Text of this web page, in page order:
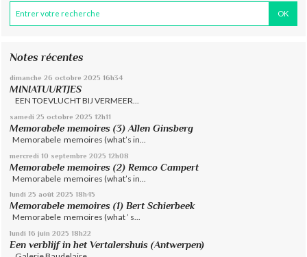
Notes récentes
dimanche 26 octobre 2025 16h34
MINIATUURTJES
EEN TOEVLUCHT BIJ VERMEER...
samedi 25 octobre 2025 12h11
Memorabele memoires (3) Allen Ginsberg
Memorabele memoires (what’s in...
mercredi 10 septembre 2025 12h08
Memorabele memoires (2) Remco Campert
Memorabele memoires (what’s in...
lundi 25 août 2025 18h45
Memorabele memoires (1) Bert Schierbeek
Memorabele memoires (what ’ s...
lundi 16 juin 2025 18h22
Een verblijf in het Vertalershuis (Antwerpen)